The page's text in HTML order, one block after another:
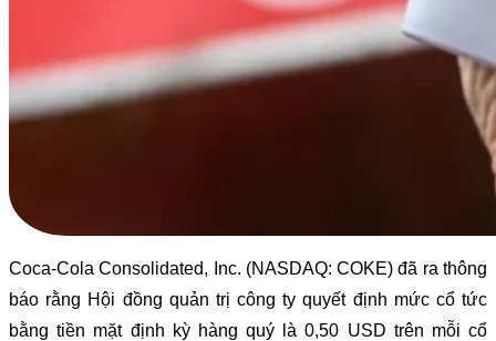
Coca-Cola Consolidated, Inc. (NASDAQ: COKE) đã ra thông
báo rằng Hội đồng quản trị công ty quyết định mức cổ tức
bằng tiền mặt định kỳ hàng quý là 0,50 USD trên mỗi cổ